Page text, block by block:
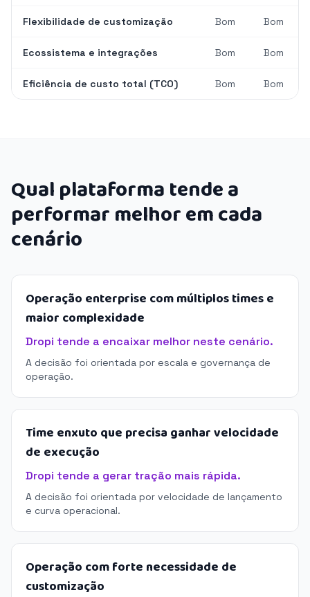
Flexibilidade de customização Bom Bom
Ecossistema e integrações Bom Bom
Eficiência de custo total (TCO) Bom Bom
Qual plataforma tende a
performar melhor em cada
cenário
Operação enterprise com múltiplos times e
maior complexidade
Dropi tende a encaixar melhor neste cenário.
A decisão foi orientada por escala e governança de
operação.
Time enxuto que precisa ganhar velocidade
de execução
Dropi tende a gerar tração mais rápida.
A decisão foi orientada por velocidade de lançamento
e curva operacional.
Operação com forte necessidade de
customização